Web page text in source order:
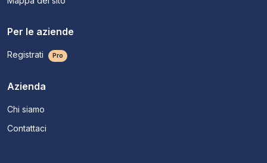
Per le aziende
Registrati Pro
Azienda
Chi siamo
Contattaci